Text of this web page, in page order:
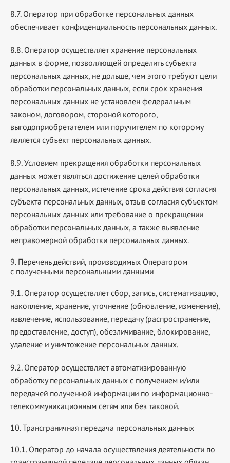
8.7. Оператор при обработке персональных данных
обеспечивает конфиденциальность персональных данных.
8.8. Оператор осуществляет хранение персональных
данных в форме, позволяющей определить субъекта
персональных данных, не дольше, чем этого требуют цели
обработки персональных данных, если срок хранения
персональных данных не установлен федеральным
законом, договором, стороной которого,
выгодоприобретателем или поручителем по которому
является субъект персональных данных.
8.9. Условием прекращения обработки персональных
данных может являться достижение целей обработки
персональных данных, истечение срока действия согласия
субъекта персональных данных, отзыв согласия субъектом
персональных данных или требование о прекращении
обработки персональных данных, а также выявление
неправомерной обработки персональных данных.
9. Перечень действий, производимых Оператором
с полученными персональными данными
9.1. Оператор осуществляет сбор, запись, систематизацию,
накопление, хранение, уточнение (обновление, изменение),
извлечение, использование, передачу (распространение,
предоставление, доступ), обезличивание, блокирование,
удаление и уничтожение персональных данных.
9.2. Оператор осуществляет автоматизированную
обработку персональных данных с получением и/или
передачей полученной информации по информационно-
телекоммуникационным сетям или без таковой.
10. Трансграничная передача персональных данных
10.1. Оператор до начала осуществления деятельности по